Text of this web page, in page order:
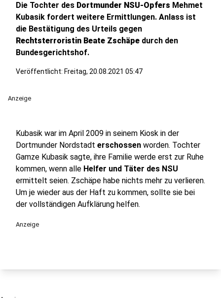
Die Tochter des Dortmunder NSU-Opfers Mehmet
Kubasik fordert weitere Ermittlungen. Anlass ist
die Bestätigung des Urteils gegen
Rechtsterroristin Beate Zschäpe durch den
Bundesgerichtshof.
Veröffentlicht: Freitag, 20.08.2021 05:47
Anzeige
Kubasik war im April 2009 in seinem Kiosk in der
Dortmunder Nordstadt erschossen worden. Tochter
Gamze Kubasik sagte, ihre Familie werde erst zur Ruhe
kommen, wenn alle Helfer und Täter des NSU
ermittelt seien. Zschäpe habe nichts mehr zu verlieren.
Um je wieder aus der Haft zu kommen, sollte sie bei
der vollständigen Aufklärung helfen.
Anzeige